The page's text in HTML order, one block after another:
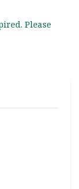
Please